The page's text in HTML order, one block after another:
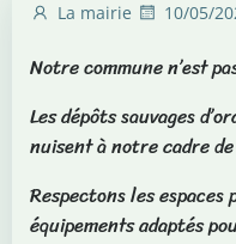
La mairie 10/05/
Notre commune n’est
Les dépôts sauvages
nuisent à notre cadre
Respectons les
équipements adaptés